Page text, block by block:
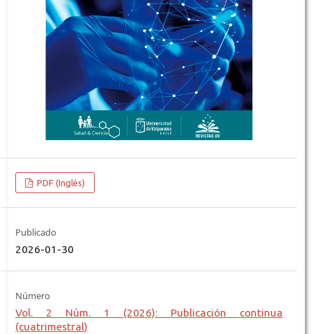
PDF (Inglés)
Publicado
2026-01-30
Número
Vol. 2 Núm. 1 (2026): Publicación continua
(cuatrimestral)